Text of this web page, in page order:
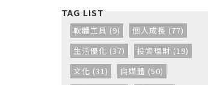
軟體工具 (9)
個人成長 (77)
生活優化 (37)
投資理財 (19)
文化 (31)
自媒體 (50)